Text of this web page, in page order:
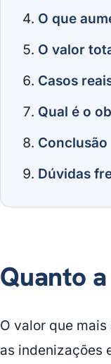
O que
O valor
Casos
Qual é o
Conclusão
Dúvidas
Quanto
O valor que
as indenizações